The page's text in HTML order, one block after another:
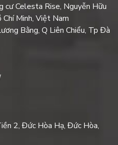
cư Celesta Rise, Nguyễn Hữu
Chí Minh, Việt Nam
Bằng, Q Liên Chiểu, Tp Đà
2, Đức Hòa Hạ, Đức Hòa,